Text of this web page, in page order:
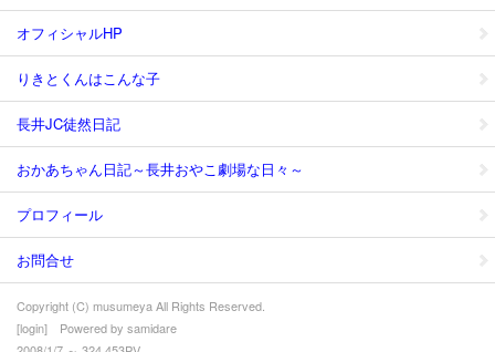
オフィシャルHP
りきとくんはこんな子
長井JC徒然日記
おかあちゃん日記～長井おやこ劇場な日々～
プロフィール
お問合せ
Copyright (C) musumeya All Rights Reserved.
[login] Powered by samidare